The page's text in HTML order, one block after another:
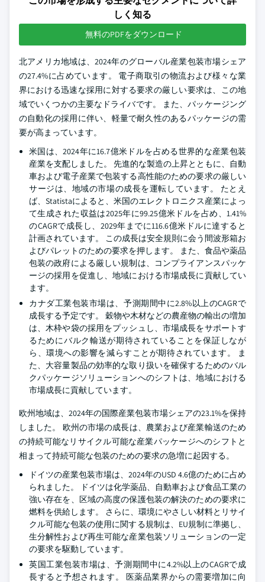
しく知る
無料のPDFをダウンロード
北アメリカ地域は、2024年のグローバル産業包装市場シェア
の27.4%に占めています。 電子商取引の物流および様々な業
界における迅速な採用に対する要求の厳しい要求は、この地
域でいくつかの主要なドライバです。 また、パッケージング
の自動化の採用に伴い、軽量で耐久性のあるパッケージの需
要が高まっています。
米国は、2024年に16.7億米ドルを占める世界的な産業包装
産業を支配しました。 先進的な製造の上昇とともに、自動
車および電子産業で包装する高性能のための要求の厳しい
サージは、地域の市場の成長を運転しています。 たとえ
ば、Statistaによると、米国のエレクトロニクス産業によっ
て生成された収益は2025年に99.25億米ドルを占め、1.41%
のCAGRで成長し、2029年までに116.6億米ドルに達すると
計画されています。 この成長は安全規則に会う間波形箱お
よびパレットのための要求を押します。 また、食品や薬品
包装の政府による厳しい規制は、コンプライアンスパッケ
ージの採用を促進し、地域における市場成長に貢献してい
ます。
カナダ工業包装市場は、予測期間中に2.8%以上のCAGRで
成長する予定です。 穀物や木材などの農産物の輸出の増加
は、木枠や袋の採用をプッシュし、市場成長をサポートす
るためにバルク輸送が期待されていることを保証しなが
ら、環境への影響を減らすことが期待されています。 ま
た、大容量製品の効率的な取り扱いを確保するためのバル
クパッケージソリューションへのシフトは、地域における
市場成長に貢献しています。
欧州地域は、2024年の国際産業包装市場シェアの23.1%を保持
しました。 欧州の市場の成長は、農業および産業輸送のため
の持続可能なリサイクル可能な産業パッケージへのシフトと
相まって持続可能な包装のための要求の急増に起因する。
ドイツの産業包装市場は、2024年のUSD 4.6億のために占め
られました。 ドイツは化学薬品、自動車および食品工業の
強い存在を、区域の高度の保護包装の解決のための要求に
燃料を供給します。 さらに、環境にやさしい材料とリサイ
クル可能な包装の使用に関する規制は、EU規制に準拠し、
生分解性および再生可能な産業包装ソリューションの一定
の要求を駆動しています。
英国工業包装市場は、予測期間中に4.2%以上のCAGRで成
長すると予想されます。 医薬品業界からの需要増加に向